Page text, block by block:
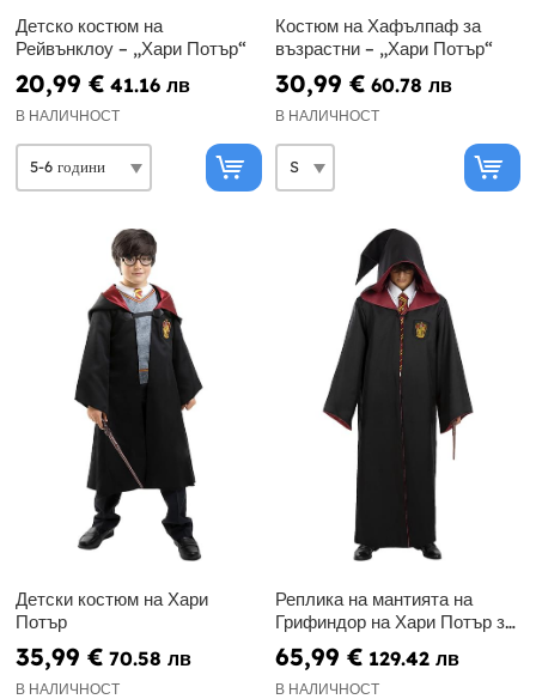
Детско костюм на
Рейвънклоу – „Хари Потър“
20,99 € 41.16 лв
В НАЛИЧНОСТ
Костюм на Хафълпаф за
възрастни – „Хари Потър“
30,99 € 60.78 лв
В НАЛИЧНОСТ
Детски костюм на Хари
Потър
35,99 € 70.58 лв
В НАЛИЧНОСТ
Реплика на мантията на
Грифиндор на Хари Потър за
възрастни – Diamond
Edition
65,99 € 129.42 лв
В НАЛИЧНОСТ